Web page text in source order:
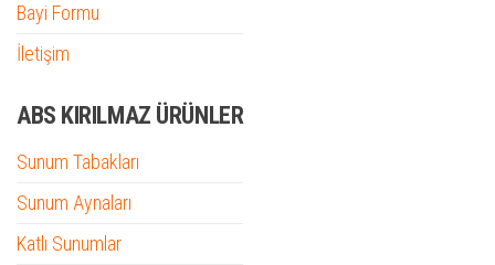
Bayi Formu
İletişim
ABS KIRILMAZ ÜRÜNLER
Sunum Tabakları
Sunum Aynaları
Katlı Sunumlar